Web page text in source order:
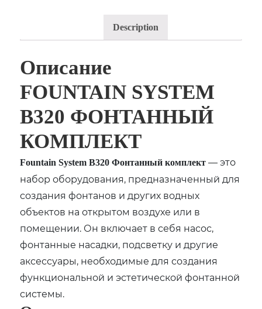
Description
Описание
FOUNTAIN SYSTEM
B320 ФОНТАННЫЙ
КОМПЛЕКТ
Fountain System B320 Фонтанный комплект — это
набор оборудования, предназначенный для
создания фонтанов и других водных
объектов на открытом воздухе или в
помещении. Он включает в себя насос,
фонтанные насадки, подсветку и другие
аксессуары, необходимые для создания
функциональной и эстетической фонтанной
системы.